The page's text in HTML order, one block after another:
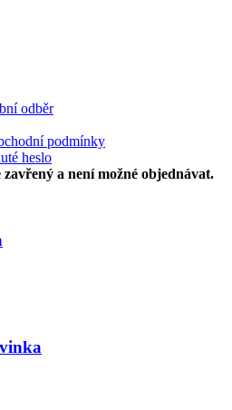
odběr
podmínky
heslo
zavřený a není možné objednávat.